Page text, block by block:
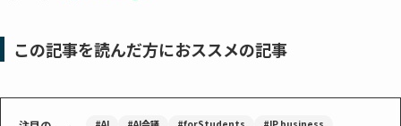
この記事を読んだ方におススメの記事